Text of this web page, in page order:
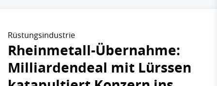
Rüstungsindustrie
Rheinmetall-Übernahme:
Milliardendeal mit Lürssen